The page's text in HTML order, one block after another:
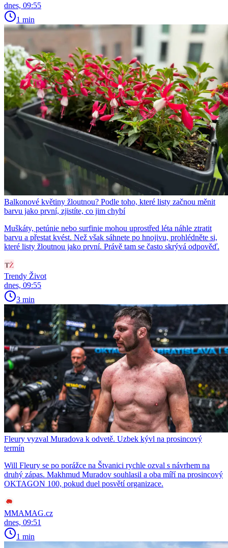
dnes, 09:55
1 min
Balkonové květiny žloutnou? Podle toho, které listy začnou měnit
barvu jako první, zjistíte, co jim chybí
Muškáty, petúnie nebo surfinie mohou uprostřed léta náhle ztratit
barvu a přestat kvést. Než však sáhnete po hnojivu, prohlédněte si,
které listy žloutnou jako první. Právě tam se často skrývá odpověď.
Trendy Život
dnes, 09:55
3 min
Fleury vyzval Muradova k odvetě. Uzbek kývl na prosincový
termín
Will Fleury se po porážce na Štvanici rychle ozval s návrhem na
druhý zápas. Makhmud Muradov souhlasil a oba míří na prosincový
OKTAGON 100, pokud duel posvětí organizace.
MMAMAG.cz
dnes, 09:51
1 min